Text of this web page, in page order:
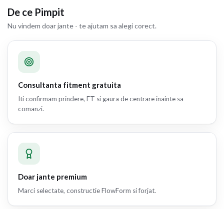
De ce Pimpit
Nu vindem doar jante - te ajutam sa alegi corect.
Consultanta fitment gratuita
Iti confirmam prindere, ET si gaura de centrare inainte sa
comanzi.
Doar jante premium
Marci selectate, constructie FlowForm si forjat.